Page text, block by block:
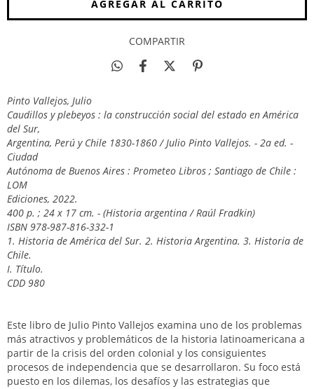
COMPARTIR
Pinto Vallejos, Julio
Caudillos y plebeyos : la construcción social del estado en América
del Sur,
Argentina, Perú y Chile 1830-1860 / Julio Pinto Vallejos. - 2a ed. -
Ciudad
Autónoma de Buenos Aires : Prometeo Libros ; Santiago de Chile :
LOM
Ediciones, 2022.
400 p. ; 24 x 17 cm. - (Historia argentina / Raúl Fradkin)
ISBN 978-987-816-332-1
1. Historia de América del Sur. 2. Historia Argentina. 3. Historia de
Chile.
I. Título.
CDD 980
Este libro de Julio Pinto Vallejos examina uno de los problemas
más atractivos y problemáticos de la historia latinoamericana a
partir de la crisis del orden colonial y los consiguientes
procesos de independencia que se desarrollaron. Su foco está
puesto en los dilemas, los desafíos y las estrategias que